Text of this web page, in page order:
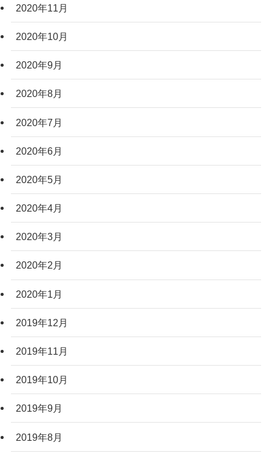
2020年11月
2020年10月
2020年9月
2020年8月
2020年7月
2020年6月
2020年5月
2020年4月
2020年3月
2020年2月
2020年1月
2019年12月
2019年11月
2019年10月
2019年9月
2019年8月